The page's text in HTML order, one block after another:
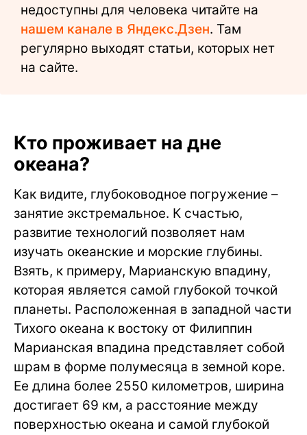
недоступны для человека читайте на
нашем канале в Яндекс.Дзен. Там
регулярно выходят статьи, которых нет
на сайте.
Кто проживает на дне
океана?
Как видите, глубоководное погружение –
занятие экстремальное. К счастью,
развитие технологий позволяет нам
изучать океанские и морские глубины.
Взять, к примеру, Марианскую впадину,
которая является самой глубокой точкой
планеты. Расположенная в западной части
Тихого океана к востоку от Филиппин
Марианская впадина представляет собой
шрам в форме полумесяца в земной коре.
Ее длина более 2550 километров, ширина
достигает 69 км, а расстояние между
поверхностью океана и самой глубокой